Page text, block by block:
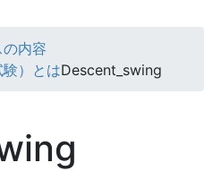
内容
）とはDescent_swing